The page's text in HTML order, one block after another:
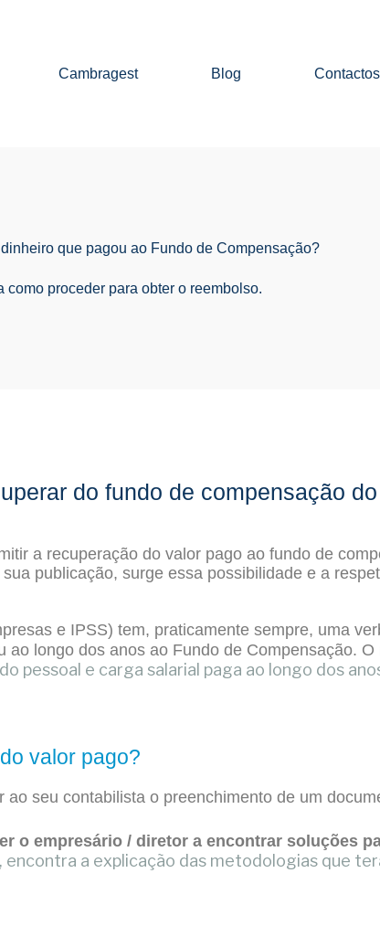
Cambragest Blog Contactos
que pagou ao Fundo de Compensação?
como proceder para obter o reembolso.
do fundo de compensação
a recuperação do valor pago ao fundo de
publicação, surge essa possibilidade e a
e IPSS) tem, praticamente sempre, uma
ao longo dos anos ao Fundo de Compensação.
pessoal e carga salarial paga ao longo dos
valor pago?
seu contabilista o preenchimento de um
o empresário / diretor a encontrar soluções
, encontra a explicação das metodologias que